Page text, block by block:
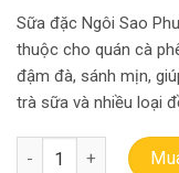
Sữa đặc Ngôi Sao
thuộc cho quán cà
đậm đà, sánh mịn,
trà sữa và nhiều loại
HỘP SỮA 380G -